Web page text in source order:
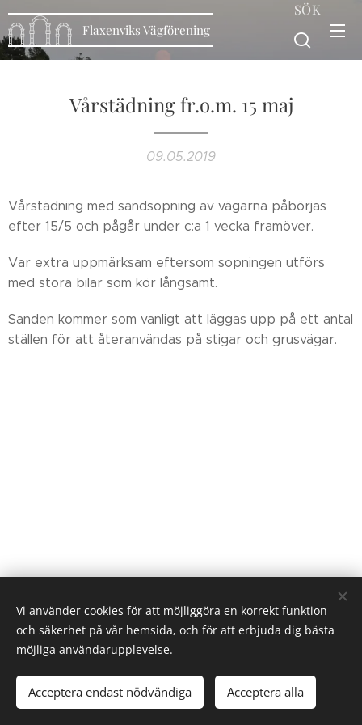
Flaxenviks Vägförening
SÖK
Vårstädning fr.o.m. 15 maj
09.05.2019
Vårstädning med sandsopning av vägarna påbörjas
efter 15/5 och pågår under c:a 1 vecka framöver.
Var extra uppmärksam eftersom sopningen utförs
med stora bilar som kör långsamt.
Sanden kommer som vanligt att läggas upp på ett antal
ställen för att återanvändas på stigar och grusvägar.
Cookies
Vi använder cookies för att möjliggöra en korrekt funktion
och säkerhet på vår hemsida, och för att erbjuda dig bästa
möjliga användarupplevelse.
Acceptera endast nödvändiga Acceptera alla